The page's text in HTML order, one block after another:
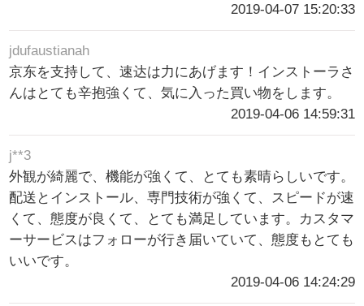
2019-04-07 15:20:33
jdufaustianah
京东を支持して、速达は力にあげます！インストーラさ
んはとても辛抱強くて、気に入った買い物をします。
2019-04-06 14:59:31
j**3
外観が綺麗で、機能が強くて、とても素晴らしいです。
配送とインストール、専門技術が強くて、スピードが速
くて、態度が良くて、とても満足しています。カスタマ
ーサービスはフォローが行き届いていて、態度もとても
いいです。
2019-04-06 14:24:29